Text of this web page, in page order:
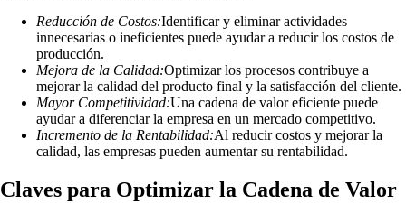
Reducción de Costos:Identificar y eliminar actividades
innecesarias o ineficientes puede ayudar a reducir los costos de
producción.
Mejora de la Calidad:Optimizar los procesos contribuye a
mejorar la calidad del producto final y la satisfacción del cliente.
Mayor Competitividad:Una cadena de valor eficiente puede
ayudar a diferenciar la empresa en un mercado competitivo.
Incremento de la Rentabilidad:Al reducir costos y mejorar la
calidad, las empresas pueden aumentar su rentabilidad.
Claves para Optimizar la Cadena de Valor